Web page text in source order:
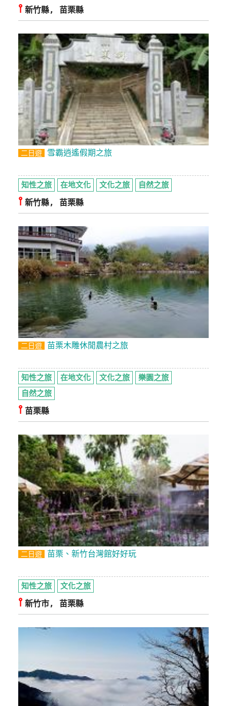
⫯ 新竹縣, 苗栗縣
二日遊 雪霸逍遙假期之旅
知性之旅 在地文化 文化之旅 自然之旅
⫯ 新竹縣, 苗栗縣
二日遊 苗栗木雕休閒農村之旅
知性之旅 在地文化 文化之旅
樂園之旅
自然之旅
⫯ 苗栗縣
二日遊 苗栗、新竹台灣館好好玩
知性之旅 文化之旅
⫯ 新竹市, 苗栗縣